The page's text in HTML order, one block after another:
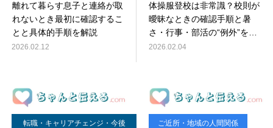
離れて暮らす息子と連絡が取
れないとき最初に確認するこ
とと具体的手順を解説
2026.02.12
体操服登校は非常識？校則が
曖昧なときの確認手順と暑
さ・行事・部活の“例外”を整
理
2026.02.04
転職・キャリアチェンジ・今後 ご近所・地域の人間関係